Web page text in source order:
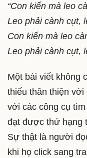
“Con kiến mà leo
Leo phải cành cụt,
Con kiến mà leo
Leo phải cành cụt,
Một bài viết không
thiếu thân thiện với
với các công cụ
đạt được thứ hạng
Sự thật là người
khi họ click sang